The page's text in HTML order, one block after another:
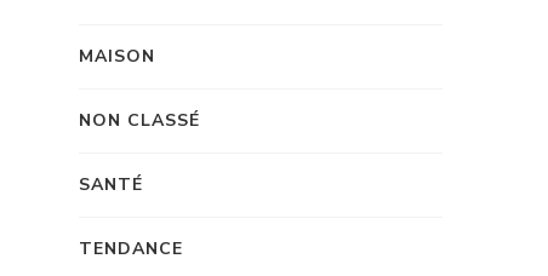
MAISON
NON CLASSÉ
SANTÉ
TENDANCE